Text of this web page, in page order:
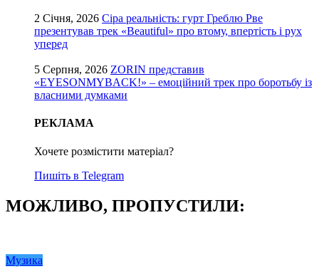
2 Січня, 2026 Сіра реальність: гурт Греблю Рве
презентував трек «Beautiful» про втому, впертість і рух
уперед
5 Серпня, 2026 ZORIN представив
«EYESONMYBACK!» – емоційний трек про боротьбу із
власними думками
РЕКЛАМА
Хочете розмістити матеріал?
Пишіть в Telegram
МОЖЛИВО, ПРОПУСТИЛИ:
Музика